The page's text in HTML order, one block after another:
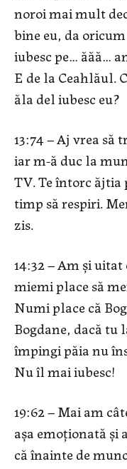
noroi mai mult
bine eu, da
iubesc pe… ăăă…
E de la Ceahlăul.
ăla del iubesc eu?
13:74 – Aj vrea să
iar m-ă duc la
TV. Te întorc ăjtia
timp să respiri.
zis.
14:32 – Am și
miemi place să
Numi place că
Bogdane, dacă tu
împingi păia nu
Nu îl mai iubesc!
19:62 – Mai am
așa emoționată și
că înainte de